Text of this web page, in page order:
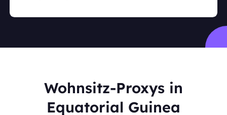
Wohnsitz-Proxys in
Equatorial Guinea